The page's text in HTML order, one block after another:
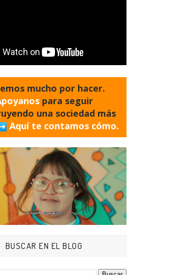
mucho por hacer.
para seguir
una sociedad más
Aquí te contamos cómo.
BUSCAR EN EL BLOG